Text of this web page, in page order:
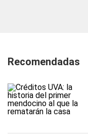
Recomendadas